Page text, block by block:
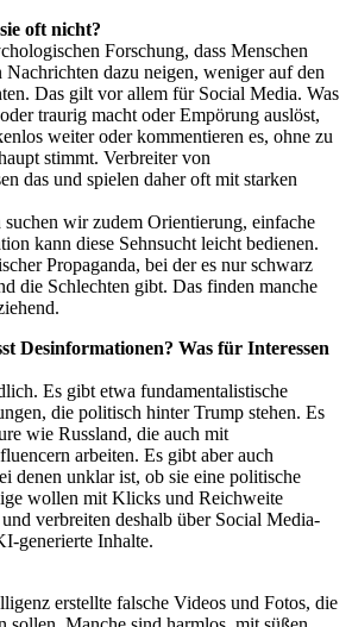
oft nicht?
Forschung, dass Menschen
Nachrichten dazu neigen, weniger auf den
Das gilt vor allem für Social Media. Was
traurig macht oder Empörung auslöst,
weiter oder kommentieren es, ohne zu
stimmt. Verbreiter von
das und spielen daher oft mit starken
wir zudem Orientierung, einfache
kann diese Sehnsucht leicht bedienen.
Propaganda, bei der es nur schwarz
die Schlechten gibt. Das finden manche
Desinformationen? Was für Interessen
Es gibt etwa fundamentalistische
die politisch hinter Trump stehen. Es
wie Russland, die auch mit
arbeiten. Es gibt aber auch
denen unklar ist, ob sie eine politische
wollen mit Klicks und Reichweite
verbreiten deshalb über Social Media-
generierte Inhalte.
erstellte falsche Videos und Fotos, die